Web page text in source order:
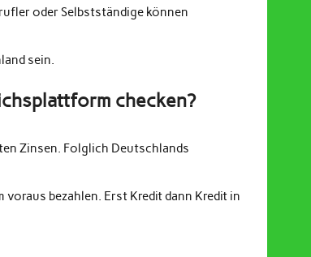
oder Selbstständige können
sein.
checken?
Zinsen. Folglich Deutschlands
bezahlen. Erst Kredit dann Kredit in